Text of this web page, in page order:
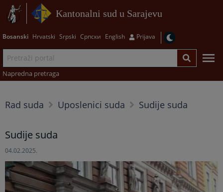
Kantonalni sud u Sarajevu
Bosanski Hrvatski Srpski Српски English Prijava
Napredna pretraga
Rad suda Uposlenici suda Sudije suda
Sudije suda
04.02.2025.